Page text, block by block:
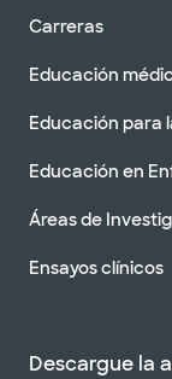
Carreras
Educación
Educación para
Educación en
Áreas de
Ensayos clínicos
Descargue la